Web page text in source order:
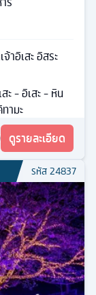
าอิเสะ อิสระ
ะ - อิเสะ - หิน
ามะ
ดูรายละเอียด
รหัส24837